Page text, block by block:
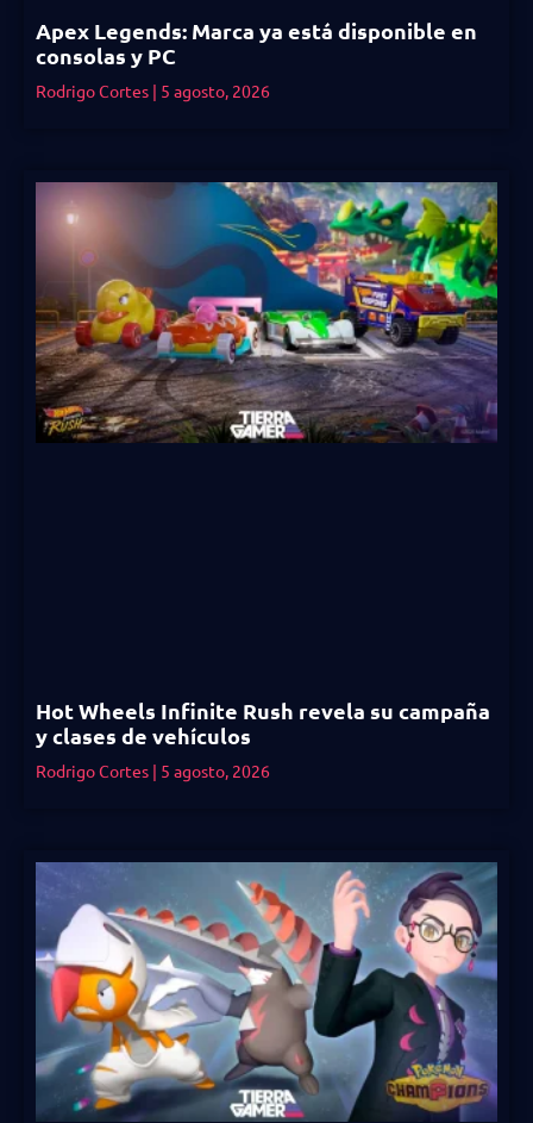
Apex Legends: Marca ya está disponible en
consolas y PC
Rodrigo Cortes 5 agosto, 2026
Hot Wheels Infinite Rush revela su campaña
y clases de vehículos
Rodrigo Cortes 5 agosto, 2026